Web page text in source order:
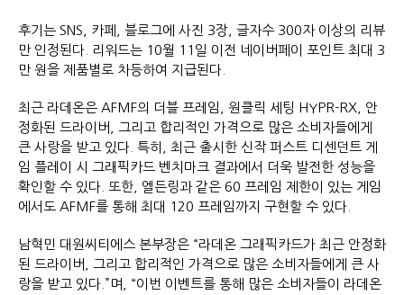
후기는 SNS, 카페, 블로그에 사진 3장, 글자수 300자 이상의 리뷰
만 인정된다. 리워드는 10월 11일 이전 네이버페이 포인트 최대 3
만 원을 제품별로 차등하여 지급된다.
최근 라데온은 AFMF의 더블 프레임, 원클릭 세팅 HYPR-RX, 안
정화된 드라이버, 그리고 합리적인 가격으로 많은 소비자들에게
큰 사랑을 받고 있다. 특히, 최근 출시한 신작 퍼스트 디센던트 게
임 플레이 시 그래픽카드 벤치마크 결과에서 더욱 발전한 성능을
확인할 수 있다. 또한, 엘든링과 같은 60 프레임 제한이 있는 게임
에서도 AFMF를 통해 최대 120 프레임까지 구현할 수 있다.
남혁민 대원씨티에스 본부장은 “라데온 그래픽카드가 최근 안정화
된 드라이버, 그리고 합리적인 가격으로 많은 소비자들에게 큰 사
랑을 받고 있다.”며, “이번 이벤트를 통해 많은 소비자들이 라데온